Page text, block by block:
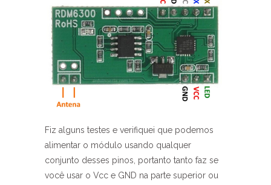
Fiz alguns testes e verifiquei que podemos
alimentar o módulo usando qualquer
conjunto desses pinos, portanto tanto faz se
você usar o Vcc e GND na parte superior ou